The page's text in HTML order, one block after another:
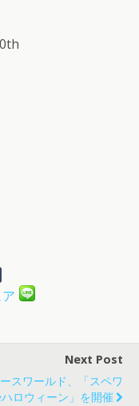
Next Post
スワールド、「スペワ
ロウィーン」を開催